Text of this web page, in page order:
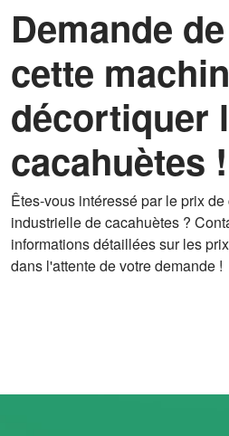
Demande
cette
décortiquer
cacahuètes !
Êtes-vous intéressé par le prix
industrielle de cacahuètes ?
informations détaillées sur les
dans l'attente de votre demande !